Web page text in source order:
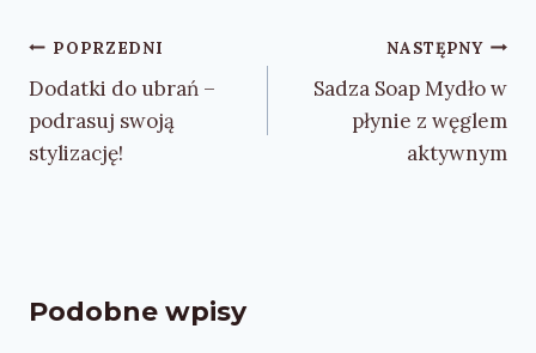
Nawigacja
wpisu
POPRZEDNI
Dodatki do ubrań –
podrasuj swoją
stylizację!
NASTĘPNY
Sadza Soap Mydło w
płynie z węglem
aktywnym
Podobne wpisy